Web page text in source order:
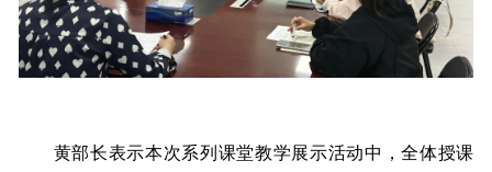
黄部长表示本次系列课堂教学展示活动中，全体授课